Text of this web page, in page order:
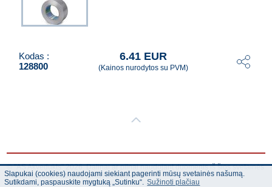
Kodas :
128800
6.41 EUR
(Kainos nurodytos su PVM)
© "AS Akvedukts" 2026. Dalinai ar pilnai naudojant duomenis iš šios svetainės
būtina naudoti nuorodą Į "AS Akvedukts"!
Slapukai (cookies) naudojami siekiant pagerinti mūsų svetainės našumą.
Sutikdami, paspauskite mygtuką „Sutinku“. Sužinoti plačiau